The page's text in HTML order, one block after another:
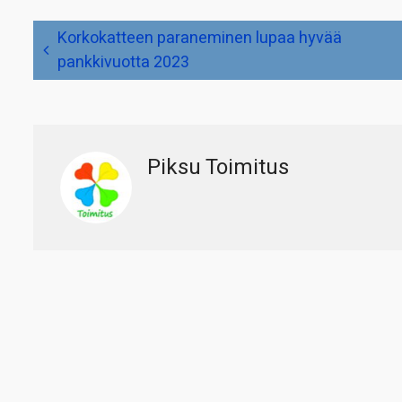
Artikkelien
selausKorkokatteen paraneminen lupaa hyvää
pankkivuotta 2023
Piksu Toimitus